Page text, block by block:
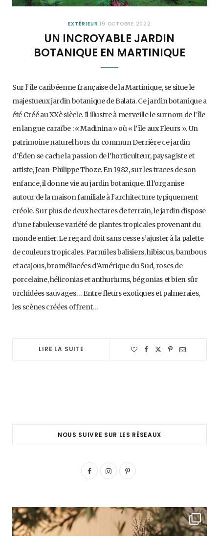
EXTÉRIEUR 19 OCTOBRE 2022
UN INCROYABLE JARDIN
BOTANIQUE EN MARTINIQUE
Sur l’île caribéenne française de la Martinique, se situe le
majestueux jardin botanique de Balata. Ce jardin botanique a
été Créé au XXè siècle. Il illustre à merveille le surnom de l’île
en langue caraïbe : « Madinina » où « l’île aux Fleurs ». Un
patrimoine naturel hors du commun Derrière ce jardin
d’Éden se cache la passion de l’horticulteur, paysagiste et
artiste, Jean-Philippe Thoze. En 1982, sur les traces de son
enfance, il donne vie au jardin botanique. Il l’organise
autour de la maison familiale à l’architecture typiquement
créole. Sur plus de deux hectares de terrain, le jardin dispose
d’une fabuleuse variété de plantes tropicales provenant du
monde entier. Le regard doit sans cesse s’ajuster à la palette
de couleurs tropicales. Parmi les balisiers, hibiscus, bambous
et acajous, broméliacées d’Amérique du Sud, roses de
porcelaine, héliconias et anthuriums, bégonias et bien sûr
orchidées sauvages… Entre fleurs exotiques et palmeraies,
les scènes créées offrent…
LIRE LA SUITE
NOUS SUIVRE SUR LES RÉSEAUX
F
e
I
P